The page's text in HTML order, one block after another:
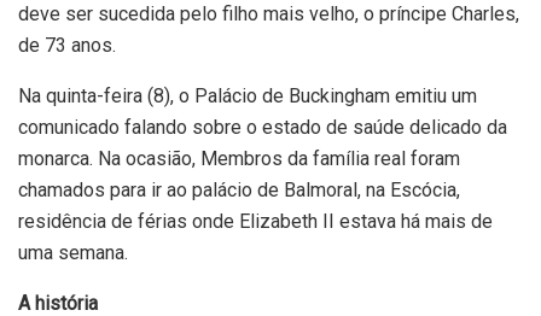
deve ser sucedida pelo filho mais velho, o príncipe Charles,
de 73 anos.
Na quinta-feira (8), o Palácio de Buckingham emitiu um
comunicado falando sobre o estado de saúde delicado da
monarca. Na ocasião, Membros da família real foram
chamados para ir ao palácio de Balmoral, na Escócia,
residência de férias onde Elizabeth II estava há mais de
uma semana.
A história